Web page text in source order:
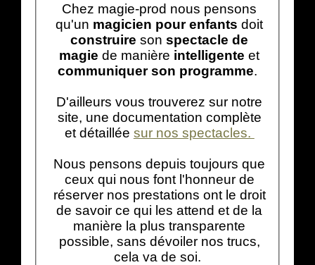
Chez magie-prod nous pensons
qu'un magicien pour enfants doit
construire sonspectacle de
magie de manière intelligente et
communiquer son programme.
D'ailleurs vous trouverez sur notre
site, une documentation complète
et détaillée sur nos spectacles.
Nous pensons depuis toujours que
ceux qui nous font l'honneur de
réserver nos prestations ont le droit
de savoir ce qui les attend et de la
manière la plus transparente
possible, sans dévoiler nos trucs,
cela va de soi.